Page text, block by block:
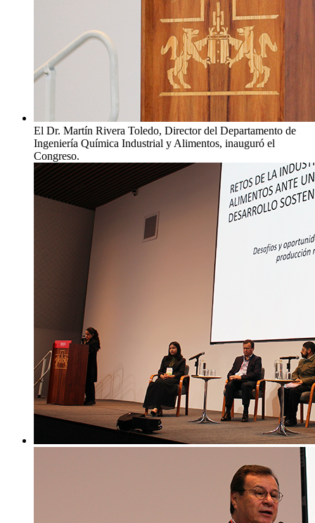
El Dr. Martín Rivera Toledo, Director del Departamento de
Ingeniería Química Industrial y Alimentos, inauguró el
Congreso.